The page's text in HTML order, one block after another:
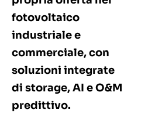
fotovoltaico
industriale e
commerciale, con
soluzioni integrate
di storage, AI e O&M
predittivo.